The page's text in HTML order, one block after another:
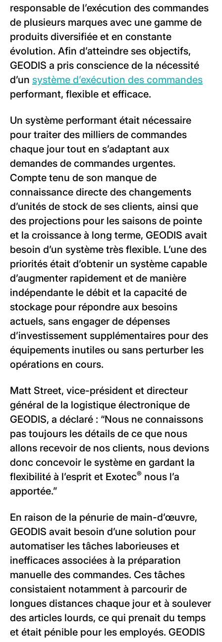
responsable de l’exécution des commandes
de plusieurs marques avec une gamme de
produits diversifiée et en constante
évolution. Afin d’atteindre ses objectifs,
GEODIS a pris conscience de la nécessité
d’un système d’exécution des commandes
performant, flexible et efficace.
Un système performant était nécessaire
pour traiter des milliers de commandes
chaque jour tout en s’adaptant aux
demandes de commandes urgentes.
Compte tenu de son manque de
connaissance directe des changements
d’unités de stock de ses clients, ainsi que
des projections pour les saisons de pointe
et la croissance à long terme, GEODIS avait
besoin d’un système très flexible. L’une des
priorités était d’obtenir un système capable
d’augmenter rapidement et de manière
indépendante le débit et la capacité de
stockage pour répondre aux besoins
actuels, sans engager de dépenses
d’investissement supplémentaires pour des
équipements inutiles ou sans perturber les
opérations en cours.
Matt Street, vice-président et directeur
général de la logistique électronique de
GEODIS, a déclaré : “Nous ne connaissons
pas toujours les détails de ce que nous
allons recevoir de nos clients, nous devions
donc concevoir le système en gardant la
flexibilité à l’esprit et Exotec® nous l’a
apportée.”
En raison de la pénurie de main-d’œuvre,
GEODIS avait besoin d’une solution pour
automatiser les tâches laborieuses et
inefficaces associées à la préparation
manuelle des commandes. Ces tâches
consistaient notamment à parcourir de
longues distances chaque jour et à soulever
des articles lourds, ce qui prenait du temps
et était pénible pour les employés. GEODIS